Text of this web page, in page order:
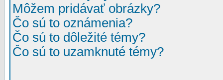
Môžem pridávať obrázky?
Čo sú to oznámenia?
Čo sú to dôležité témy?
Čo sú to uzamknuté témy?